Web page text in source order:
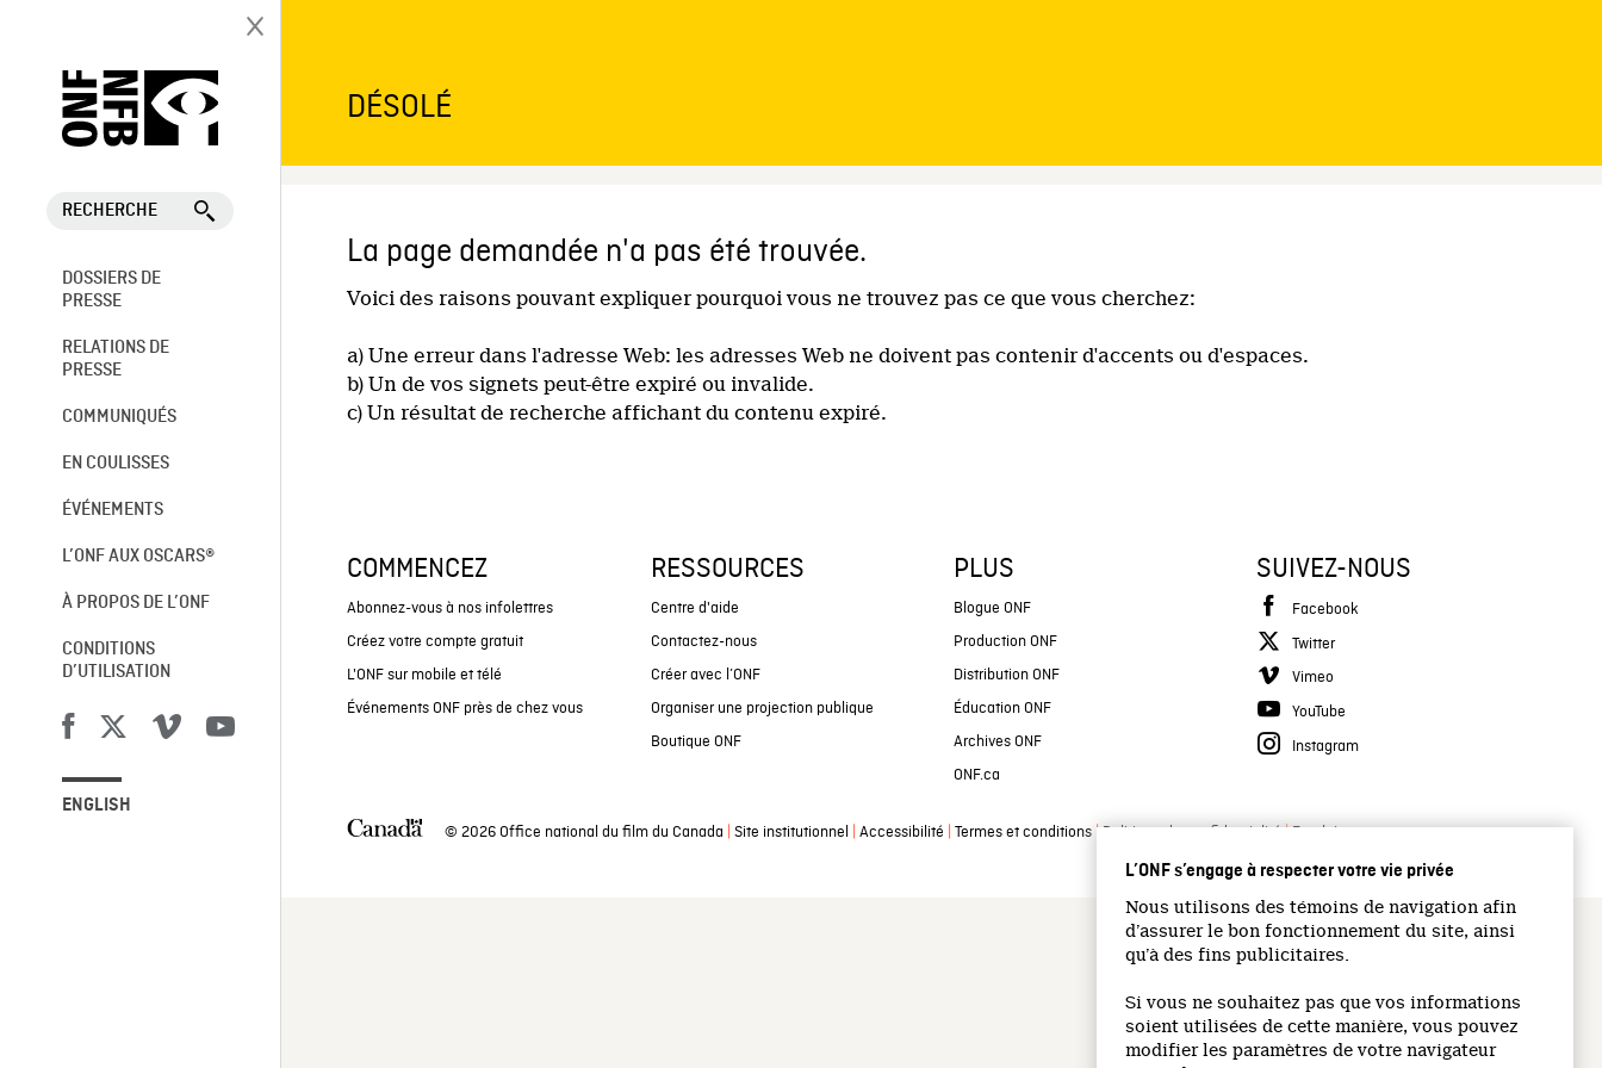
L’ONF s’engage à respecter votre vie privée
Nous utilisons des témoins de navigation afin
d’assurer le bon fonctionnement du site, ainsi
qu’à des fins publicitaires.
Si vous ne souhaitez pas que vos informations
soient utilisées de cette manière, vous pouvez
modifier les paramètres de votre navigateur
RECHERCHE
DOSSIERS DE
PRESSE
RELATIONS DE
PRESSE
COMMUNIQUÉS
EN COULISSES
ÉVÉNEMENTS
L’ONF AUX OSCARS®
À PROPOS DE L’ONF
CONDITIONS
D’UTILISATION
ENGLISH
DÉSOLÉ
La page demandée n'a pas été trouvée.
Voici des raisons pouvant expliquer pourquoi vous ne trouvez pas ce que vous cherchez:
a) Une erreur dans l'adresse Web: les adresses Web ne doivent pas contenir d'accents ou d'espaces.
b) Un de vos signets peut-être expiré ou invalide.
c) Un résultat de recherche affichant du contenu expiré.
COMMENCEZ
Abonnez-vous à nos infolettres
Créez votre compte gratuit
L'ONF sur mobile et télé
Événements ONF près de chez vous
RESSOURCES
Centre d'aide
Contactez-nous
Créer avec l’ONF
Organiser une projection publique
Boutique ONF
PLUS
Blogue ONF
Production ONF
Distribution ONF
Éducation ONF
Archives ONF
ONF.ca
SUIVEZ-NOUS
Facebook
Twitter
Vimeo
YouTube
Instagram
© 2026 Office national du film du Canada Site institutionnel Accessibilité Termes et conditions | Politique de confidentialité|Emplois